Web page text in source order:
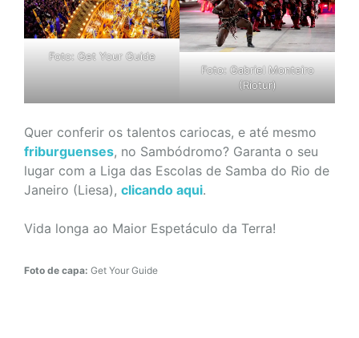
Foto: Get Your Guide
Foto: Gabriel Monteiro
(Riotur)
Quer conferir os talentos cariocas, e até mesmo
friburguenses, no Sambódromo? Garanta o seu
lugar com a Liga das Escolas de Samba do Rio de
Janeiro (Liesa), clicando aqui.
Vida longa ao Maior Espetáculo da Terra!
Foto de capa: Get Your Guide